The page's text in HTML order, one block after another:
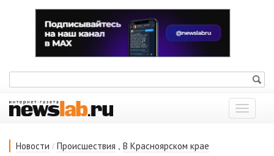
Показать
меню
Новости / Происшествия , В Красноярском крае